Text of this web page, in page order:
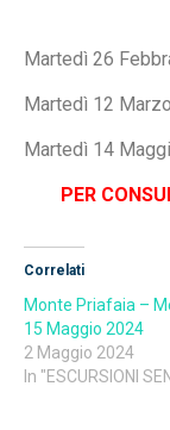
Martedì 26
Martedì 12
Martedì 14
PER
Correlati
Monte Priafaia –
15 Maggio 2024
2 Maggio 2024
In "ESCURSIONI